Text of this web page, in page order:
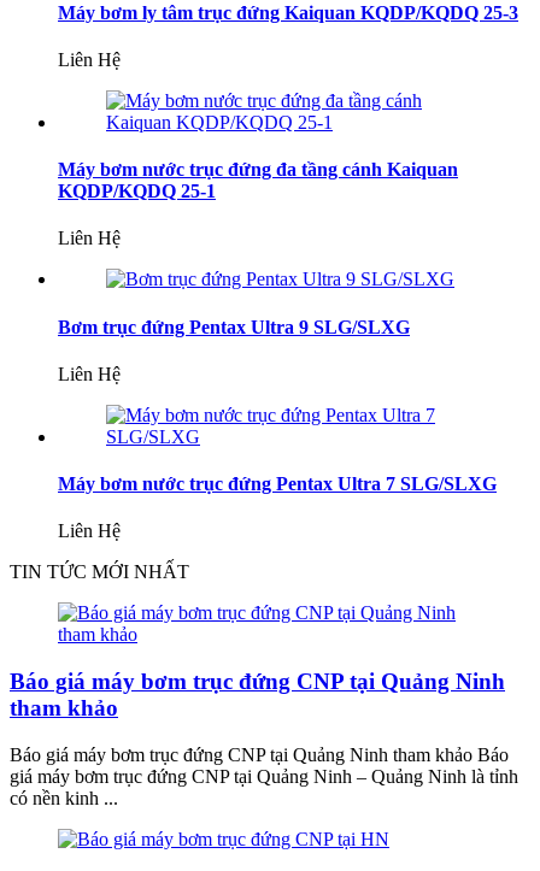
Máy bơm ly tâm trục đứng Kaiquan KQDP/KQDQ 25-3
Liên Hệ
Máy bơm nước trục đứng đa tầng cánh Kaiquan
KQDP/KQDQ 25-1
Liên Hệ
Bơm trục đứng Pentax Ultra 9 SLG/SLXG
Liên Hệ
Máy bơm nước trục đứng Pentax Ultra 7 SLG/SLXG
Liên Hệ
TIN TỨC MỚI NHẤT
Báo giá máy bơm trục đứng CNP tại Quảng Ninh
tham khảo
Báo giá máy bơm trục đứng CNP tại Quảng Ninh tham khảo Báo
giá máy bơm trục đứng CNP tại Quảng Ninh – Quảng Ninh là tỉnh
có nền kinh ...